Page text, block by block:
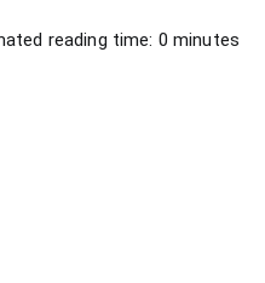
reading time: 0 minutes